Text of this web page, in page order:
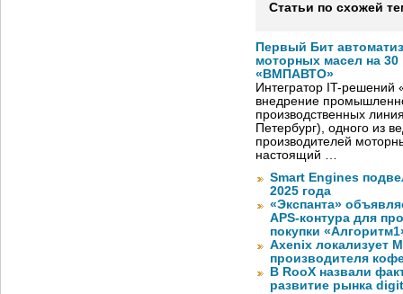
Статьи по схожей
Первый Бит
моторных масел на
«ВМПАВТО»
Интегратор IT-
внедрение
производственных
Петербург), одного из
производителей
настоящий …
Smart Engines
2025 года
«Экспанта»
APS-контура для
покупки
Axenix локализует
производителя
В RooX назвали
развитие рынка